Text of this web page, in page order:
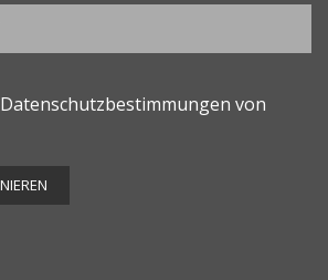
Datenschutzbestimmungen von